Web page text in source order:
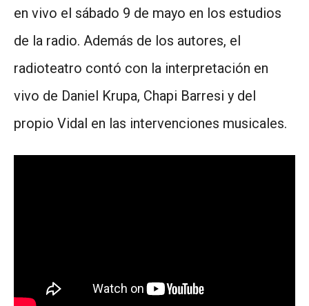
en vivo el sábado 9 de mayo en los estudios
de la radio. Además de los autores, el
radioteatro contó con la interpretación en
vivo de Daniel Krupa, Chapi Barresi y del
propio Vidal en las intervenciones musicales.